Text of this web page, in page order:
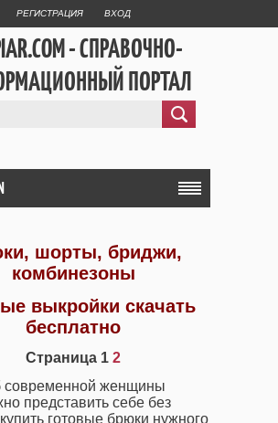
РЕГИСТРАЦИЯ ВХОД
- СПРАВОЧНО-
ПОРТАЛ
шорты, бриджи,
комбинезоны
выкройки скачать
бесплатно
Страница 1 2
современной женщины
представить себе без
готовые брюки нужного